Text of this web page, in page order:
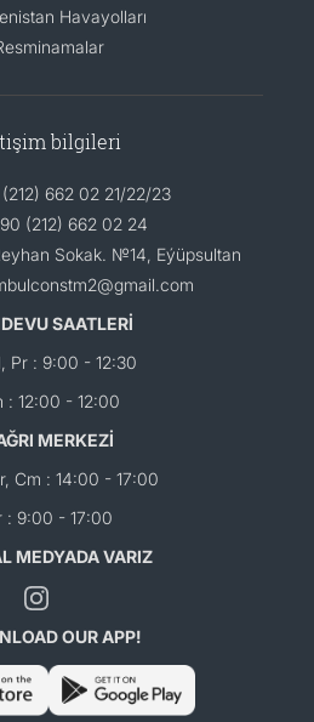
Havayolları
bilgileri
662 02 21/22/23
(212) 662 02 24
Sokak. №14, Eýüpsultan
SAATLERİ
Pr : 9:00 - 12:30
: 12:00 - 12:00
MERKEZİ
Cm : 14:00 - 17:00
: 9:00 - 17:00
MEDYADA VARIZ
OUR APP!